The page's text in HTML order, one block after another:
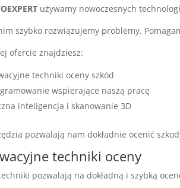
używamy nowoczesnych
szybko rozwiązujemy problemy.
ofercie znajdziesz:
techniki oceny szkód
wspierające naszą pracę
inteligencja i skanowanie 3D
pozwalają nam dokładnie ocenić
techniki oceny
pozwalają na dokładną i szybką